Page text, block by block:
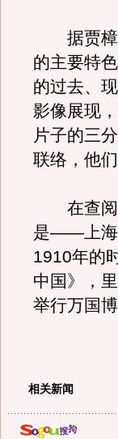
据贾樟
的主要特
的过去、
影像展现
片子的三
联络，他
在查阅
是——上海
1910年的
中国》，
举行万国
相关新闻